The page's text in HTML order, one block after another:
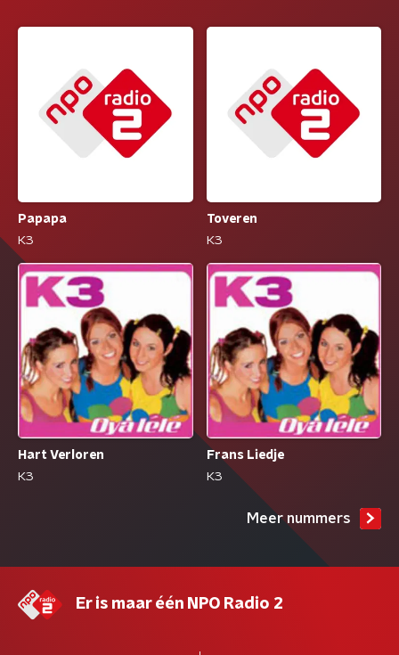
Papapa
K3
Toveren
K3
Hart Verloren
K3
Frans Liedje
K3
Meer nummers
Er is maar één NPO Radio 2